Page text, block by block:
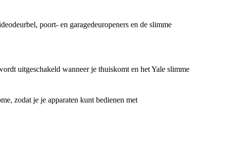
poort- en garagedeuropeners en de slimme
uitgeschakeld wanneer je thuiskomt en het Yale slimme
zodat je je apparaten kunt bedienen met